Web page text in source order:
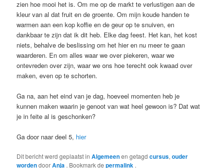
zien hoe mooi het is. Om me op de markt te verlustigen aan de
kleur van al dat fruit en de groente. Om mijn koude handen te
warmen aan een kop koffie en de geur op te snuiven, en
dankbaar te zijn dat ik dit heb. Elke dag feest. Het kan, het kost
niets, behalve de beslissing om het hier en nu meer te gaan
waarderen. En om alles waar we over piekeren, waar we
ontevreden over zijn, waar we ons hoe terecht ook kwaad over
maken, even op te schorten.
Ga na, aan het eind van je dag, hoeveel momenten heb je
kunnen maken waarin je genoot van wat heel gewoon is? Dat wat
je in feite al is geschonken?
Ga door naar deel 5, hier
Dit bericht werd geplaatst inAlgemeenen getagdcursus,ouder
wordendoorAnja . Bookmark depermalink .